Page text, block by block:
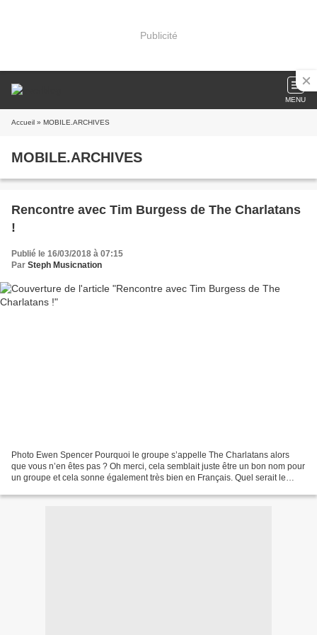
Publicité
MENU
Accueil » MOBILE.ARCHIVES
MOBILE.ARCHIVES
Rencontre avec Tim Burgess de The Charlatans
!
Publié le 16/03/2018 à 07:15
Par Steph Musicnation
Photo Ewen Spencer Pourquoi le groupe s’appelle The Charlatans alors
que vous n’en êtes pas ? Oh merci, cela semblait juste être un bon nom pour
un groupe et cela sonne également très bien en Français. Quel serait le